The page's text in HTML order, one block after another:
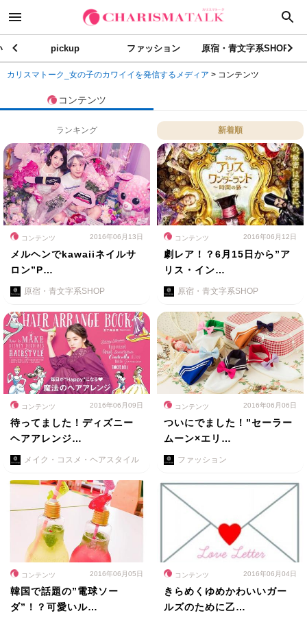
pickup ファッション 原宿・青文字系SHOP
カリスマトーク_女の子のカワイイを発信するメディア > コンテンツ
コンテンツ
ランキング 新着順
コンテンツ 2016年06月13日
メルヘンでkawaiiネイルサ
ロン”P…
原宿・青文字系SHOP
コンテンツ 2016年06月12日
劇レア！？6月15日から”ア
リス・イン…
原宿・青文字系SHOP
コンテンツ 2016年06月09日
待ってました！ディズニー
ヘアアレンジ…
メイク・コスメ・ヘアスタイル
コンテンツ 2016年06月06日
ついにでました！”セーラー
ムーン×エリ…
ファッション
コンテンツ 2016年06月05日
韓国で話題の”電球ソー
ダ”！？可愛いル…
コンテンツ 2016年06月04日
きらめくゆめかわいいガー
ルズのために乙…